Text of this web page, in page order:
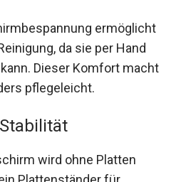
ermöglicht
da sie per Hand
Dieser Komfort macht
pflegeleicht.
wird ohne Platten